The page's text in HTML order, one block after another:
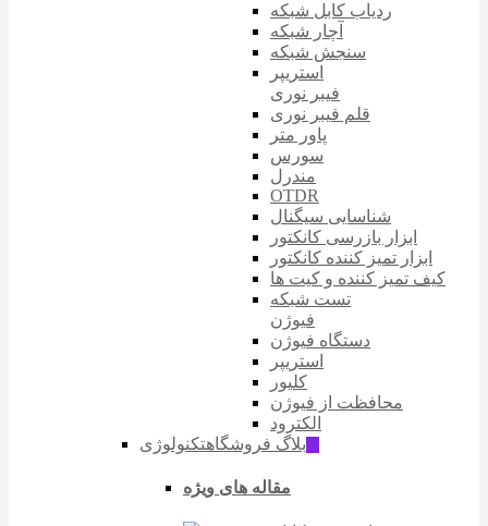
ردیاب کابل شبکه
آچار شبکه
سنجش شبکه
استریپر
فیبر نوری
قلم فیبر نوری
پاور متر
سورس
مندرل
OTDR
شناسایی سیگنال
ابزار بازرسی کانکتور
ابزار تمیز کننده کانکتور
کیف تمیز کننده و کیت ها
تست شبکه
فیوژن
دستگاه فیوژن
استریپر
کلیور
محافظت از فیوژن
الکترود
بلاگ فروشگاهتکنولوژی
مقاله های ویژه